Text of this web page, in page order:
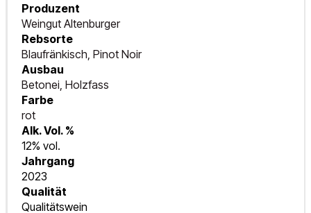
Produzent
Weingut Altenburger
Rebsorte
Blaufränkisch, Pinot Noir
Ausbau
Betonei, Holzfass
Farbe
rot
Alk. Vol. %
12% vol.
Jahrgang
2023
Qualität
Qualitätswein